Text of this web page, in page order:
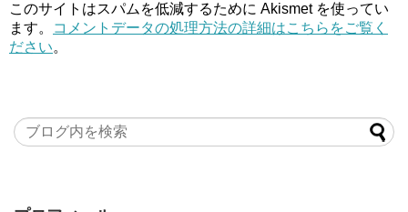
このサイトはスパムを低減するために Akismet を使ってい
ます。
コメントデータの処理方法の詳細はこちらをご覧く
ださい。